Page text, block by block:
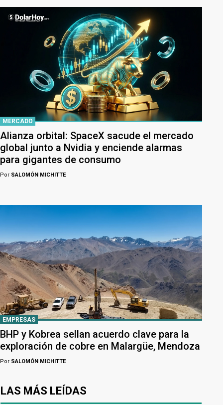
MERCADO
Alianza orbital: SpaceX sacude el mercado
global junto a Nvidia y enciende alarmas
para gigantes de consumo
Por SALOMÓN MICHITTE
EMPRESAS
BHP y Kobrea sellan acuerdo clave para la
exploración de cobre en Malargüe, Mendoza
Por SALOMÓN MICHITTE
LAS MÁS LEÍDAS